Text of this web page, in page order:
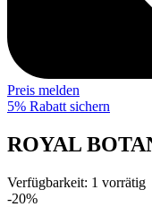
Preis melden
5% Rabatt sichern
ROYAL
Verfügbarkeit: 1 vorrätig
-20%